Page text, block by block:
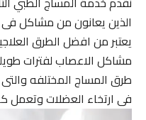
الذين يعانون من مشاكل فى
يعتبر من افضل الطرق
مشاكل الاعصاب لفترات
طرق المساج المختلفه والتى
فى ارتخاء العضلات وتعمل